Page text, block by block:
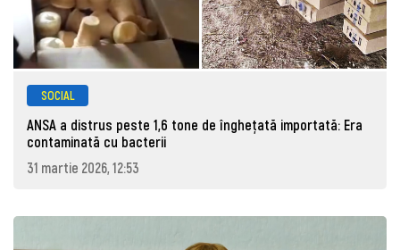
SOCIAL
ANSA a distrus peste 1,6 tone de înghețată importată: Era
contaminată cu bacterii
31 martie 2026, 12:53